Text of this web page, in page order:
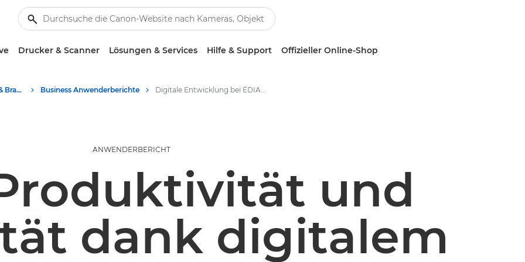
Drucker & Scanner Lösungen & Services Hilfe & Support Offizieller Online-Shop
Business-Insights - B2B & Branchen-News Business Anwenderberichte Digitale Entwicklung bei ÉDIACA: optimierter Druck-Workflow
ANWENDERBERICHT
und
dank digitalem